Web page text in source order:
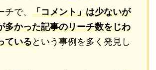
で、 「コメント」は少ないが
多かった記事のリーチ数をじわ
ているという事例を多く発見し